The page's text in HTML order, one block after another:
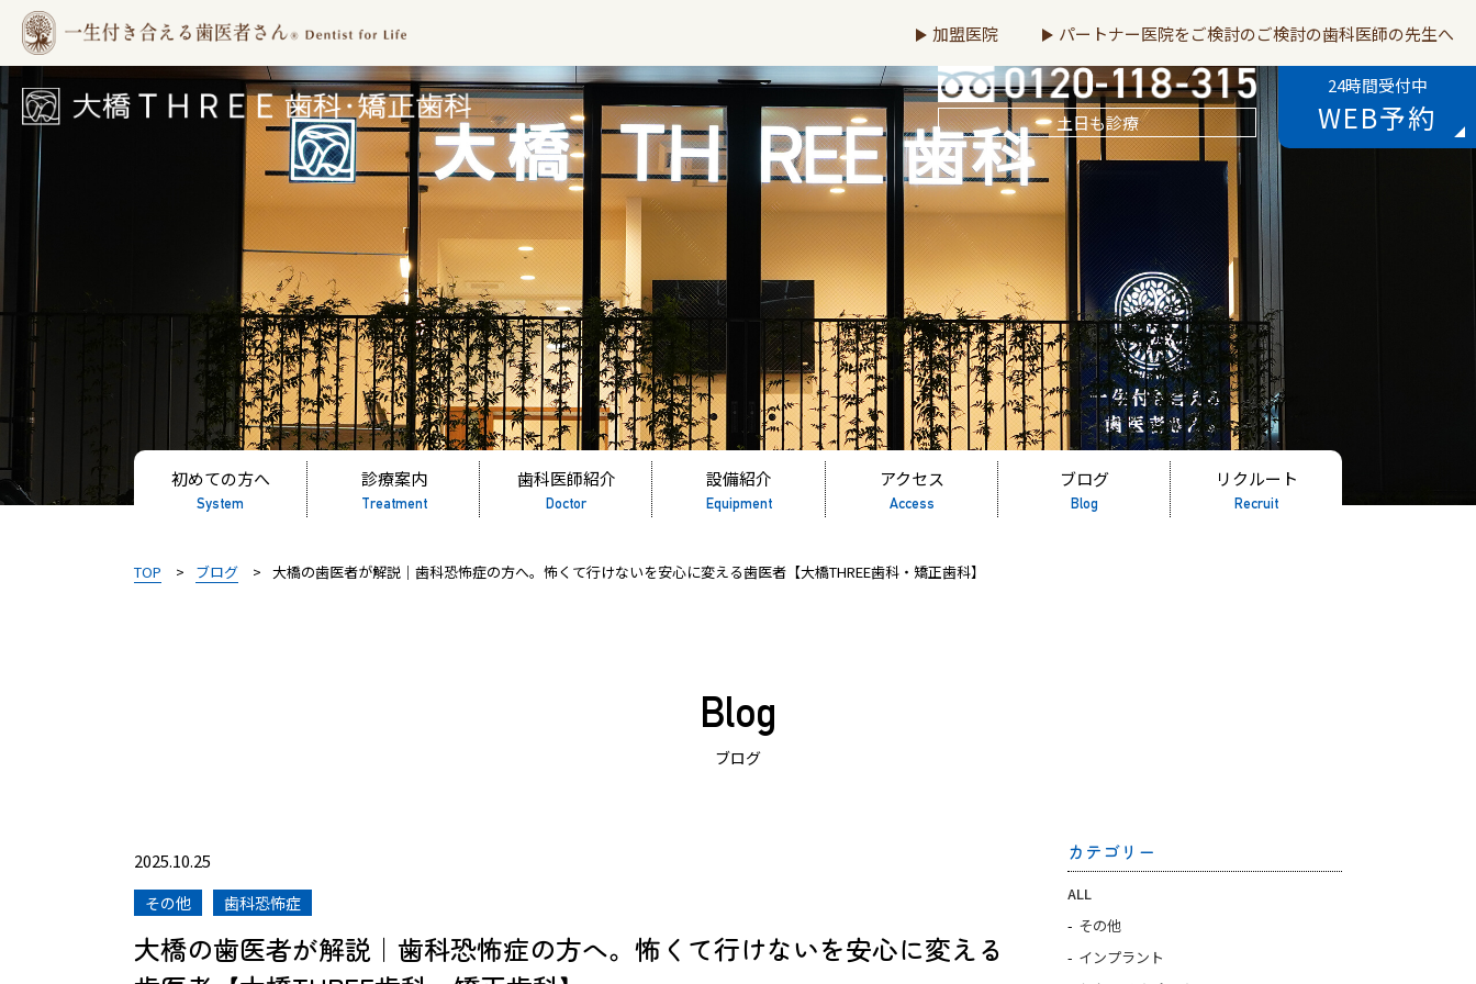
加盟医院 パートナー医院をご検討のご検討の歯科医師の先生へ
大橋THREE歯科・矯正歯科 |
福岡市南区大橋の歯医者
土日も診療
24時間受付中
WEB予約
初めての方へ
System
診療案内
Treatment
歯科医師紹介
Doctor
設備紹介
Equipment
アクセス
Access
ブログ
Blog
リクルート
Recruit
TOP ブログ 大橋の歯医者が解説｜歯科恐怖症の方へ。怖くて行けないを安心に変える歯医者【大橋THREE歯科・矯正歯科】
Blog
ブログ
2025.10.25
その他 歯科恐怖症
大橋の歯医者が解説｜歯科恐怖症の方へ。怖くて行けないを安心に変える
カテゴリー
ALL
その他
インプラント